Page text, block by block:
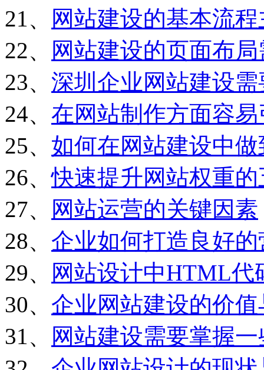
21、
网站建设的基本流
22、
网站建设的页面布
23、 深圳企业网站建设
24、 在网站制作方面容
25、 如何在网站建设中
26、快速提升网站权重
27、
网站运营的关键因素
28、 企业如何打造良好
29、
网站设计中HTML代
30、 企业网站建设的价
31、
网站建设需要掌握